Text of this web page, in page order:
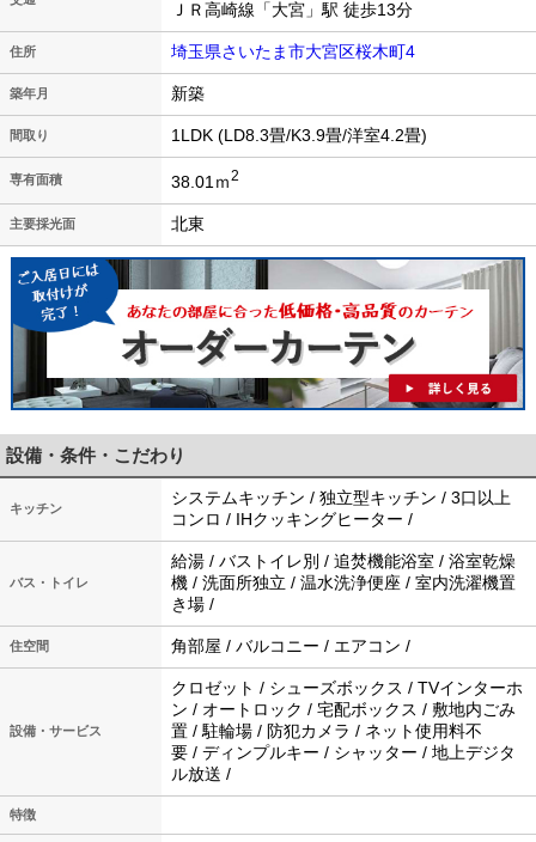
ＪＲ高崎線「大宮」駅 徒歩13分
住所 埼玉県さいたま市大宮区桜木町4
築年月 新築
間取り 1LDK (LD8.3畳/K3.9畳/洋室4.2畳)
専有面積 38.01ｍ2
主要採光面 北東
設備・条件・こだわり
キッチン
システムキッチン / 独立型キッチン / 3口以上
コンロ / IHクッキングヒーター /
バス・トイレ
給湯 / バストイレ別 / 追焚機能浴室 / 浴室乾燥
機 / 洗面所独立 / 温水洗浄便座 / 室内洗濯機置
き場 /
住空間 角部屋 / バルコニー / エアコン /
設備・サービス
クロゼット / シューズボックス / TVインターホ
ン / オートロック / 宅配ボックス / 敷地内ごみ
置 / 駐輪場 / 防犯カメラ / ネット使用料不
要 / ディンプルキー / シャッター / 地上デジタ
ル放送 /
特徴